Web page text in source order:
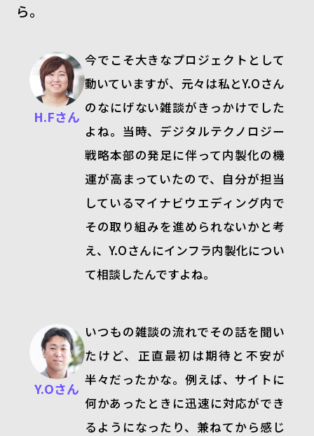
ら。
H.Fさん
今でこそ大きなプロジェクトとして
動いていますが、元々は私とY.Oさん
のなにげない雑談がきっかけでした
よね。当時、デジタルテクノロジー
戦略本部の発足に伴って内製化の機
運が高まっていたので、自分が担当
しているマイナビウエディング内で
その取り組みを進められないかと考
え、Y.Oさんにインフラ内製化につい
て相談したんですよね。
Y.Oさん
いつもの雑談の流れでその話を聞い
たけど、正直最初は期待と不安が
半々だったかな。例えば、サイトに
何かあったときに迅速に対応ができ
るようになったり、兼ねてから感じ